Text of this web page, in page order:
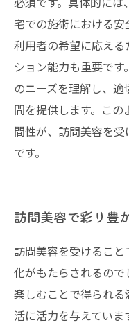
宅での施術における安
利用者の希望に応え
ション能力も重要で
のニーズを理解し、
間を提供します。こ
間性が、訪問美容を
です。
訪問美容で彩り豊
訪問美容を受けるこ
化がもたらされるの
楽しむことで得られ
活に活力を与えてい